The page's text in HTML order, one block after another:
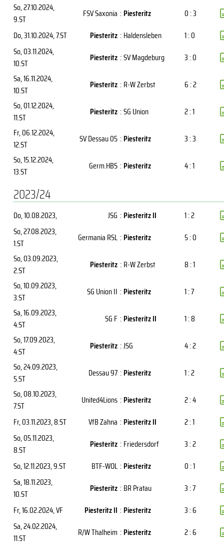
So, 27.10.2024,
9.ST
FSV Saxonia : Piesteritz
0 : 3
Do, 31.10.2024, 7.ST Piesteritz : Haldensleben
1 : 0
So, 03.11.2024,
10.ST
Piesteritz :SV Magdeburg
3 : 0
Sa, 16.11.2024,
10.ST
Piesteritz : R-W Zerbst
6 : 2
So, 01.12.2024,
11.ST
Piesteritz :SG Union
2 : 1
Fr, 06.12.2024,
12.ST
SV Dessau 05 : Piesteritz
3 : 3
So, 15.12.2024,
13.ST
Germ.HBS : Piesteritz 4 : 1
2023/24
Do, 10.08.2023, JSG : Piesteritz II
1 : 2
So, 27.08.2023,
1.ST
Germania RSL : Piesteritz
5 : 0
So, 03.09.2023,
2.ST
Piesteritz : R-W Zerbst
8 : 1
So, 10.09.2023,
3.ST
SG Union II : Piesteritz
1 : 7
Sa, 16.09.2023,
4.ST
SG F : Piesteritz II
1 : 8
So, 17.09.2023,
4.ST
Piesteritz :JSG
4 : 2
So, 24.09.2023,
5.ST
Dessau 97 : Piesteritz
1 : 2
So, 08.10.2023,
7.ST
United4Lions : Piesteritz
2 : 4
Fr, 03.11.2023, 8.ST VfB Zahna : Piesteritz II
2 : 1
So, 05.11.2023,
8.ST
Piesteritz : Friedersdorf
3 : 2
So, 12.11.2023, 9.ST BTF-WOL : Piesteritz
0 : 1
Sa, 18.11.2023,
10.ST
Piesteritz : BR Pratau
3 : 7
Fr, 16.02.2024, VF Piesteritz II : Piesteritz
3 : 6
Sa, 24.02.2024,
11.ST
R/W Thalheim : Piesteritz
2 : 6